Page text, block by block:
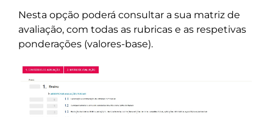
Nesta opção poderá consultar a sua matriz de
avaliação, com todas as rubricas e as respetivas
ponderações (valores-base).